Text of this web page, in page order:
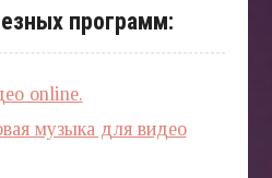
программ:
online.
музыка для видео